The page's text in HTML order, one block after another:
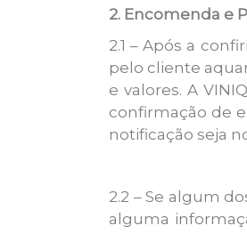
2. Encomenda e
2.1 – Após a
pelo cliente
e valores. A
confirmação de
notificação seja
2.2 – Se algum
alguma